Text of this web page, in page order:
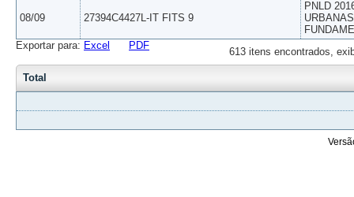
08/09 27394C4427L-IT FITS 9
PNLD
613 itens encontrados,
Exportar para: Excel PDF
Total